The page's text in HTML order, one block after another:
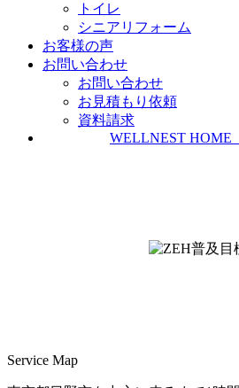
トイレ
シニアリフォーム
お客様の声
お問い合わせ
お問い合わせ
お見積もり依頼
資料請求
WELLNEST
Service Map